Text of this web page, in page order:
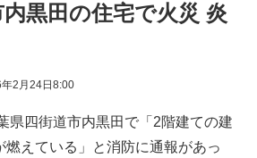
黒田の住宅で火災 炎
2月24日8:00
県四街道市内黒田で「2階建ての建
えている」と消防に通報があっ